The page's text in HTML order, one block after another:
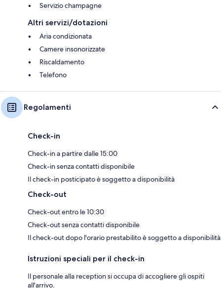
Servizio champagne
Altri servizi/dotazioni
Aria condizionata
Camere insonorizzate
Riscaldamento
Telefono
Regolamenti
Check-in
Check-in a partire dalle 15:00
Check-in senza contatti disponibile
Il check-in posticipato è soggetto a disponibilità
Check-out
Check-out entro le 10:30
Check-out senza contatti disponibile
Il check-out dopo l'orario prestabilito è soggetto a disponibilità
Istruzioni speciali per il check-in
Il personale alla reception si occupa di accogliere gli ospiti
all'arrivo.